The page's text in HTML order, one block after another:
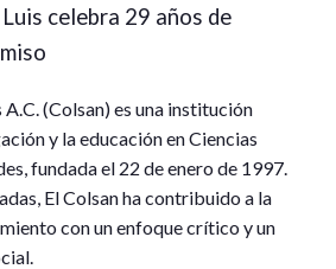
celebra 29 años de
A.C. (Colsan) es una institución
y la educación en Ciencias
fundada el 22 de enero de 1997.
El Colsan ha contribuido a la
con un enfoque crítico y un